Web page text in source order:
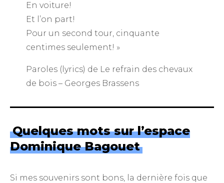
En voiture!
Et l’on part!
Pour un second tour, cinquante
centimes seulement! »
Paroles (lyrics) de Le refrain des chevaux
de bois – Georges Brassens
Quelques mots sur l’espace
Dominique Bagouet
Si mes souvenirs sont bons, la dernière fois que